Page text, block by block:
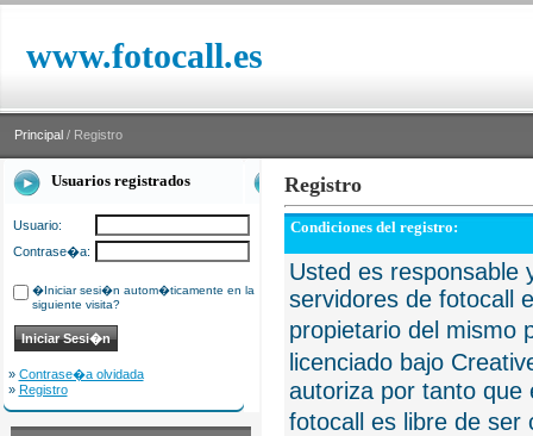
www.fotocall.es
Principal / Registro
Usuarios registrados
Usuario:
Contrase�a:
�Iniciar sesi�n autom�ticamente en la
siguiente visita?
» Contrase�a olvidada
» Registro
Registro
Condiciones del registro:
Usted es responsable
servidores de fotocall
propietario del mismo
licenciado bajo
autoriza por tanto que
fotocall es libre de